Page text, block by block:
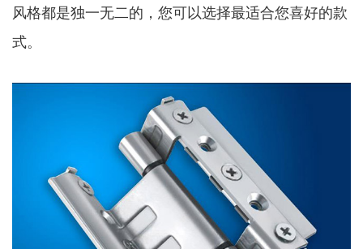
风格都是独一无二的，您可以选择最适合您喜好的款
式。